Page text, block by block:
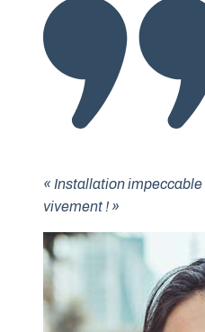
« Installation impeccable
vivement ! »